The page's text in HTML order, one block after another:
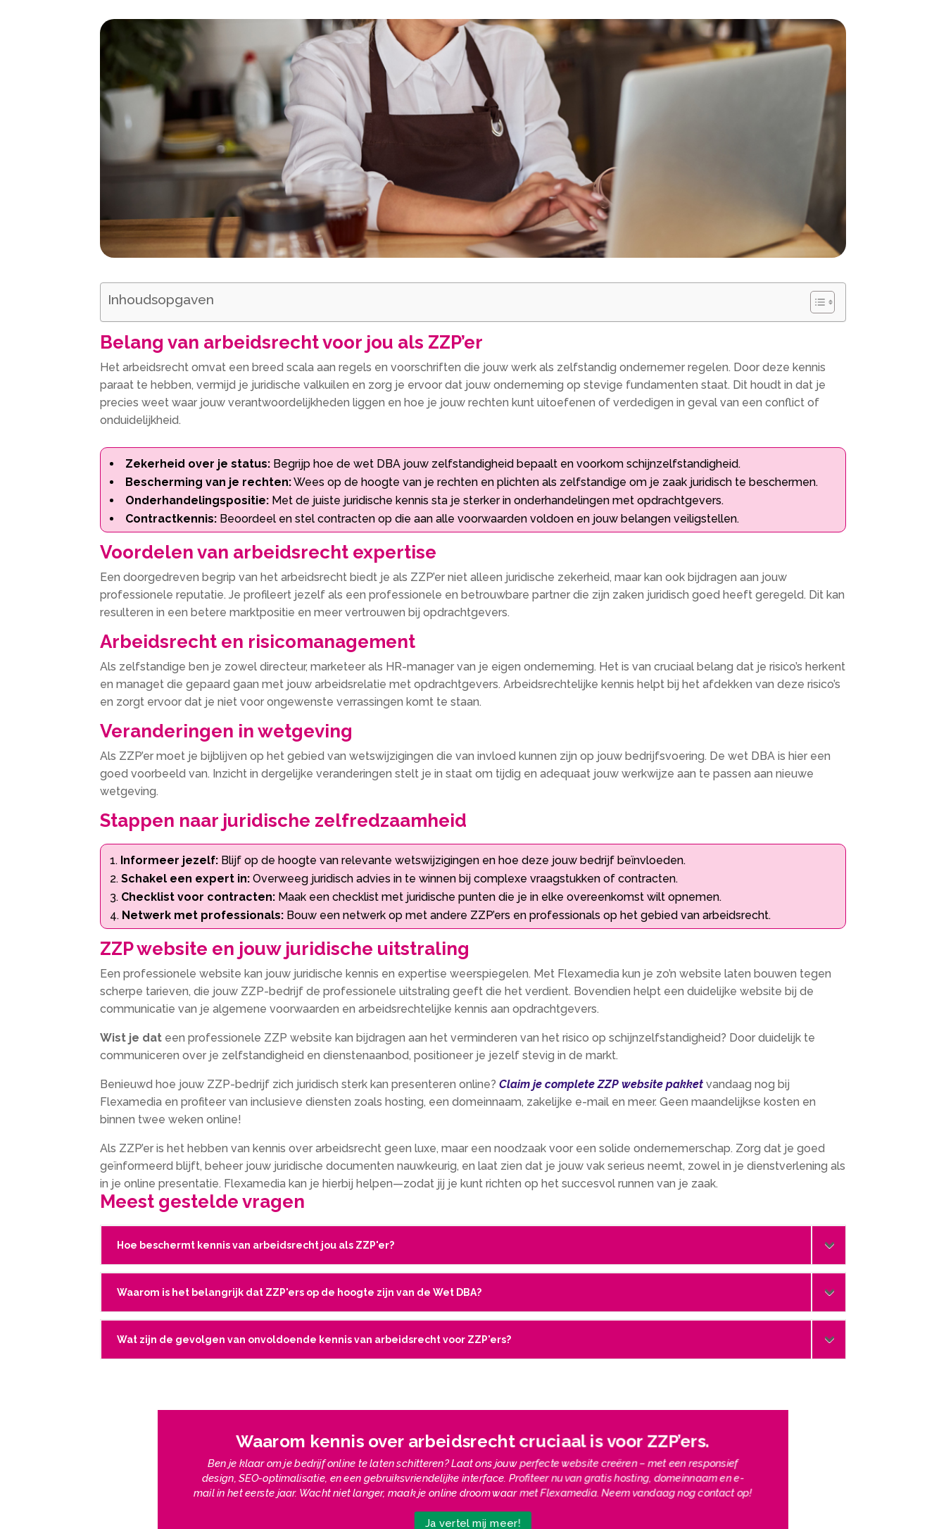
Inhoudsopgaven
Belang van arbeidsrecht voor jou als ZZP’er
Het arbeidsrecht omvat een breed scala aan regels en voorschriften die jouw werk als zelfstandig ondernemer regelen. Door deze kennis
paraat te hebben, vermijd je juridische valkuilen en zorg je ervoor dat jouw onderneming op stevige fundamenten staat. Dit houdt in dat je
precies weet waar jouw verantwoordelijkheden liggen en hoe je jouw rechten kunt uitoefenen of verdedigen in geval van een conflict of
onduidelijkheid.
Zekerheid over je status: Begrijp hoe de wet DBA jouw zelfstandigheid bepaalt en voorkom schijnzelfstandigheid.
Bescherming van je rechten:Wees op de hoogte van je rechten en plichten als zelfstandige om je zaak juridisch te beschermen.
Onderhandelingspositie: Met de juiste juridische kennis sta je sterker in onderhandelingen met opdrachtgevers.
Contractkennis: Beoordeel en stel contracten op die aan alle voorwaarden voldoen en jouw belangen veiligstellen.
Voordelen van arbeidsrecht expertise
Een doorgedreven begrip van het arbeidsrecht biedt je als ZZP’er niet alleen juridische zekerheid, maar kan ook bijdragen aan jouw
professionele reputatie. Je profileert jezelf als een professionele en betrouwbare partner die zijn zaken juridisch goed heeft geregeld. Dit kan
resulteren in een betere marktpositie en meer vertrouwen bij opdrachtgevers.
Arbeidsrecht en risicomanagement
Als zelfstandige ben je zowel directeur, marketeer als HR-manager van je eigen onderneming. Het is van cruciaal belang dat je risico’s herkent
en managet die gepaard gaan met jouw arbeidsrelatie met opdrachtgevers. Arbeidsrechtelijke kennis helpt bij het afdekken van deze risico’s
en zorgt ervoor dat je niet voor ongewenste verrassingen komt te staan.
Veranderingen in wetgeving
Als ZZP’er moet je bijblijven op het gebied van wetswijzigingen die van invloed kunnen zijn op jouw bedrijfsvoering. De wet DBA is hier een
goed voorbeeld van. Inzicht in dergelijke veranderingen stelt je in staat om tijdig en adequaat jouw werkwijze aan te passen aan nieuwe
wetgeving.
Stappen naar juridische zelfredzaamheid
Informeer jezelf: Blijf op de hoogte van relevante wetswijzigingen en hoe deze jouw bedrijf beïnvloeden.
Schakel een expert in: Overweeg juridisch advies in te winnen bij complexe vraagstukken of contracten.
Checklist voor contracten: Maak een checklist met juridische punten die je in elke overeenkomst wilt opnemen.
Netwerk met professionals: Bouw een netwerk op met andere ZZP’ers en professionals op het gebied van arbeidsrecht.
ZZP website en jouw juridische uitstraling
Een professionele website kan jouw juridische kennis en expertise weerspiegelen. Met Flexamedia kun je zo’n website laten bouwen tegen
scherpe tarieven, die jouw ZZP-bedrijf de professionele uitstraling geeft die het verdient. Bovendien helpt een duidelijke website bij de
communicatie van je algemene voorwaarden en arbeidsrechtelijke kennis aan opdrachtgevers.
Wist je dat een professionele ZZP website kan bijdragen aan het verminderen van het risico op schijnzelfstandigheid? Door duidelijk te
communiceren over je zelfstandigheid en dienstenaanbod, positioneer je jezelf stevig in de markt.
Benieuwd hoe jouw ZZP-bedrijf zich juridisch sterk kan presenteren online? Claim je complete ZZP website pakket vandaag nog bij
Flexamedia en profiteer van inclusieve diensten zoals hosting, een domeinnaam, zakelijke e-mail en meer. Geen maandelijkse kosten en
binnen twee weken online!
Als ZZP’er is het hebben van kennis over arbeidsrecht geen luxe, maar een noodzaak voor een solide ondernemerschap. Zorg dat je goed
geïnformeerd blijft, beheer jouw juridische documenten nauwkeurig, en laat zien dat je jouw vak serieus neemt, zowel in je dienstverlening als
in je online presentatie. Flexamedia kan je hierbij helpen—zodat jij je kunt richten op het succesvol runnen van je zaak.
Meest gestelde vragen
Hoe beschermt kennis van arbeidsrecht jou als ZZP'er?
Waarom is het belangrijk dat ZZP'ers op de hoogte zijn van de Wet DBA?
Wat zijn de gevolgen van onvoldoende kennis van arbeidsrecht voor ZZP'ers?
Waarom kennis over arbeidsrecht cruciaal is voor ZZP’ers.​
Ben je klaar om je bedrijf online te laten schitteren? Laat ons jouw perfecte website creëren – met een responsief
design, SEO-optimalisatie, en een gebruiksvriendelijke interface. Profiteer nu van gratis hosting, domeinnaam en e-
mail in het eerste jaar. Wacht niet langer, maak je online droom waar met Flexamedia. Neem vandaag nog contact op!
Ja vertel mij meer!